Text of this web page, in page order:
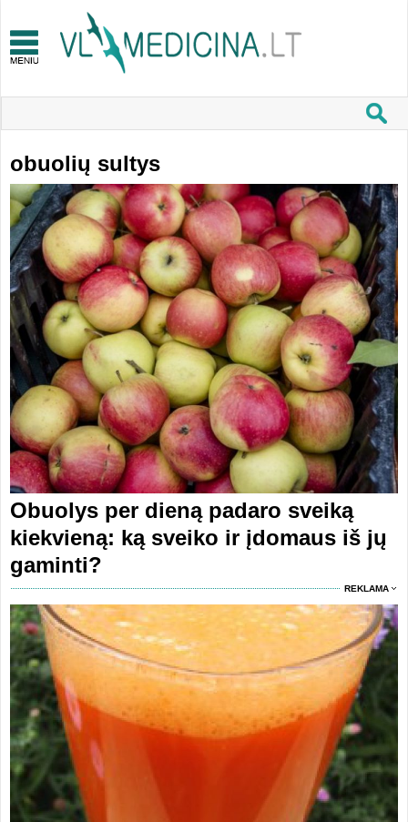
obuolių sultys
Obuolys per dieną padaro sveiką
kiekvieną: ką sveiko ir įdomaus iš jų
gaminti?
REKLAMA